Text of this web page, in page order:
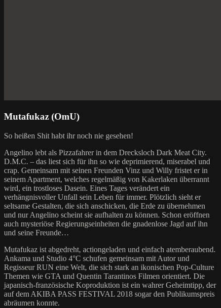
Mutafukaz (OmU)
So heißen Shit habt ihr noch nie gesehen!
Angelino lebt als Pizzafahrer in dem Drecksloch Dark Meat City.
D.M.C. – das liest sich für ihn so wie deprimierend, miserabel und
crap. Gemeinsam mit seinen Freunden Vinz und Willy fristet er in
seinem Apartment, welches regelmäßig von Kakerlaken überrannt
wird, ein trostloses Dasein. Eines Tages verändert ein
verhängnisvoller Unfall sein Leben für immer. Plötzlich sieht er
seltsame Gestalten, die sich anschicken, die Erde zu übernehmen
und nur Angelino scheint sie aufhalten zu können. Schon eröffnen
auch mysteriöse Regierungseinheiten die gnadenlose Jagd auf ihn
und seine Freunde…
Mutafukaz ist abgedreht, actiongeladen und einfach atemberaubend.
Ankama und Studio 4°C schufen gemeinsam mit Autor und
Regisseur RUN eine Welt, die sich stark an ikonischen Pop-Culture
Themen wie GTA und Quentin Tarantinos Filmen orientiert. Die
japanisch-französische Koproduktion ist ein wahrer Geheimtipp, der
auf dem AKIBA PASS FESTIVAL 2018 sogar den Publikumspreis
abräumen konnte.